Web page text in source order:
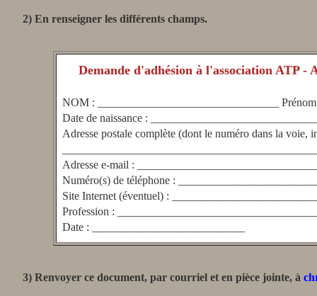
2) En renseigner les différents champs.
Demande d'adhésion à l'association ATP -
NOM : ________________________________
Date de naissance :
Adresse postale complète (dont le numéro dans la voie,
Adresse e-mail :
Numéro(s) de téléphone :
Site Internet (éventuel) :
Profession :
Date : ___________________________
3) Renvoyer ce document, par courriel et en pièce jointe, à